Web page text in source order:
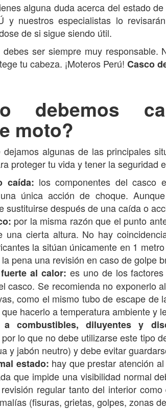
alguna duda acerca del estado
y nuestros especialistas lo
de si sigue siendo útil.
ser siempre muy responsable.
tu cabeza. ¡Moteros Perú! Casco
debemos
moto?
algunas de las principales
proteger tu vida y tener la seguridad
caída: los componentes del casco
única acción de choque.
sustituirse después de una caída o
por la misma razón que el punto
una cierta altura. No hay
la sitúan únicamente en 1
pena una revisión en caso de golpe
al calor: es uno de los
casco. Se recomienda no exponerlo
como el mismo tubo de escape de
hacerlo a temperatura ambiente y
a combustibles, diluyentes y
lo que no debe utilizarse este tipo
y jabón neutro) y debe evitar
estado: hay que prestar atención
que impide una visibilidad normal
regular tanto del interior
(fisuras, grietas, golpes, zonas